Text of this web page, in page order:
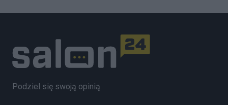
Podziel się swoją opinią